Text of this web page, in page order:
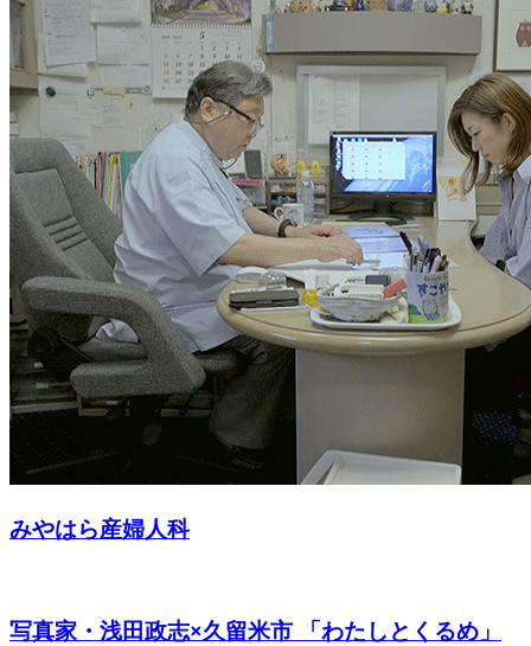
みやはら産婦人科
写真家・浅田政志×久留米市 「わたしとくるめ」